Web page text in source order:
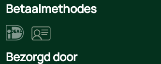
Betaalmethodes
Bezorgd door